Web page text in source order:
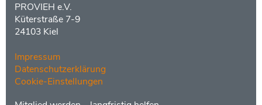
PROVIEH e.V.
Küterstraße 7-9
24103 Kiel
Impressum
Datenschutzerklärung
Cookie-Einstellungen